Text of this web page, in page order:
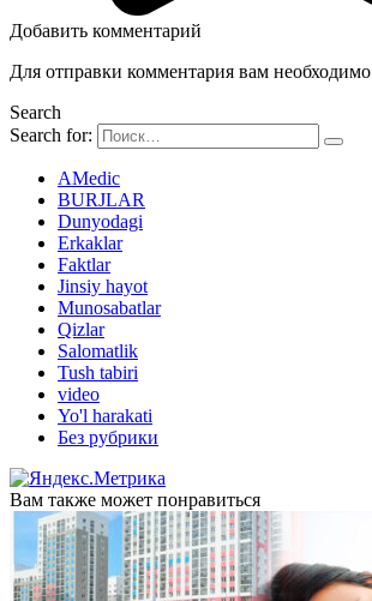
Добавить комментарий
Для отправки комментария вам необходимо
Search
Search for:
AMedic
BURJLAR
Dunyodagi
Erkaklar
Faktlar
Jinsiy hayot
Munosabatlar
Qizlar
Salomatlik
Tush tabiri
video
Yo'l harakati
Без рубрики
Вам также может понравиться